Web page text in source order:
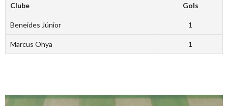
Clube Gols
Beneides Júnior 1
Marcus Ohya 1